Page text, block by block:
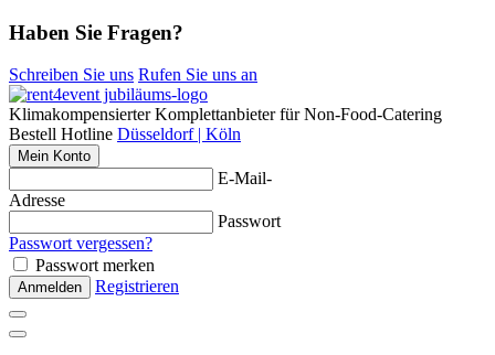
Haben Sie Fragen?
Schreiben Sie uns Rufen Sie uns an
Klimakompensierter Komplettanbieter für Non-Food-Catering
Bestell Hotline Düsseldorf | Köln
Mein Konto
E-Mail-
Adresse
Passwort
Passwort vergessen?
Passwort merken
Anmelden Registrieren